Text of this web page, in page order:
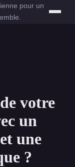
pour un
votre
un
une
?